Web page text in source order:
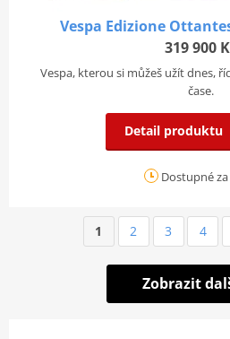
Vespa Edizione
319 900
Vespa, kterou si můžeš užít dnes,
čase.
Detail produktu
Dostupné
1 2 3 4
Zobrazit